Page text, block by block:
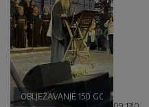
OBLJEŽAVANJE 150 GODINA